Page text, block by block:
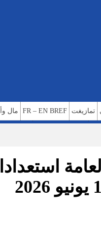
تمازيغت FR – EN BREF مال
استعدادا